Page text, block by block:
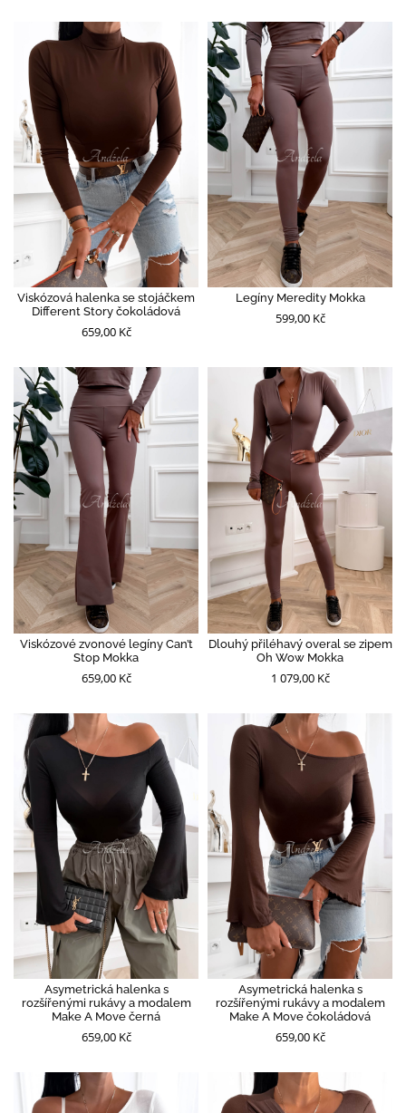
Viskózová halenka se stojáčkem
Different Story čokoládová
659,00 Kč
Legíny Meredity Mokka
599,00 Kč
Viskózové zvonové legíny Can’t
Stop Mokka
659,00 Kč
Dlouhý přiléhavý overal se zipem
Oh Wow Mokka
1 079,00 Kč
Asymetrická halenka s
rozšířenými rukávy a modalem
Make A Move černá
659,00 Kč
Asymetrická halenka s
rozšířenými rukávy a modalem
Make A Move čokoládová
659,00 Kč